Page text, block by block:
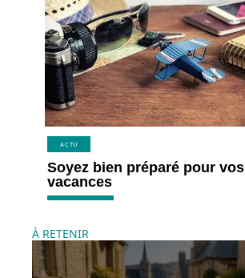
ACTU
Soyez bien préparé pour vos
vacances
À RETENIR